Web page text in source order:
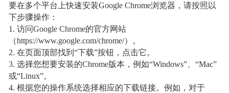
要在多个平台上快速安装Google Chrome浏览器，请按照以
下步骤操作：
1. 访问Google Chrome的官方网站
（https://www.google.com/chrome/）。
2. 在页面顶部找到“下载”按钮，点击它。
3. 选择您想要安装的Chrome版本，例如“Windows”、“Mac”
或“Linux”。
4. 根据您的操作系统选择相应的下载链接。例如，对于